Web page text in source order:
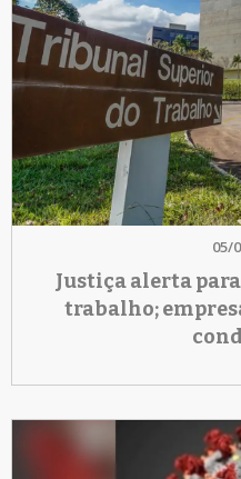
05/
Justiça alerta
trabalho;